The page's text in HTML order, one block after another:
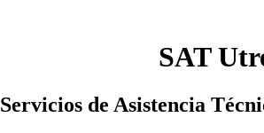
SAT
Servicios de Asistencia